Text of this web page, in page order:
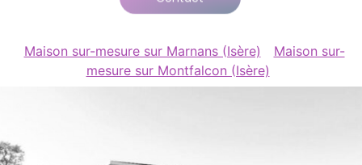
Maison sur-mesure sur Marnans (Isère)
Maison sur-
mesure sur Montfalcon (Isère)